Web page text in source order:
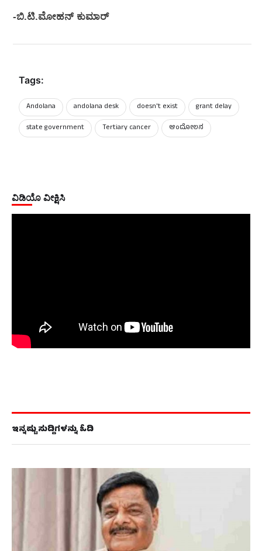
-ಬಿ.ಟಿ.ಮೋಹನ್ ಕುಮಾರ್
Tags:
Andolana andolana desk doesn't exist
grant delay
state government
Tertiary cancer ಆಂದೋಲನ
ವಿಡಿಯೊ ವೀಕ್ಷಿಸಿ
ಇನ್ನಷ್ಟು ಸುದ್ದಿಗಳನ್ನು ಓದಿ